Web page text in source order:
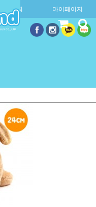
주문조회 마이페이지